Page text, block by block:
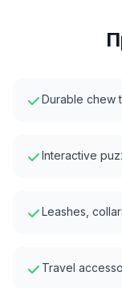
Durable chew
Interactive
Leashes,
Travel